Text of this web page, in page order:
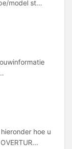
model st...
hoe u